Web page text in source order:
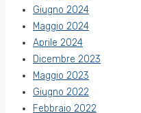
Giugno 2024
Maggio 2024
Aprile 2024
Dicembre 2023
Maggio 2023
Giugno 2022
Febbraio 2022